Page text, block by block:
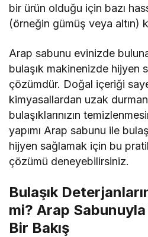
bir ürün olduğu için bazı
(örneğin gümüş veya altın)
Arap sabunu evinizde
bulaşık makinenizde hijyen
çözümdür. Doğal içeriği
kimyasallardan uzak
bulaşıklarınızın
yapımı Arap sabunu ile
hijyen sağlamak için bu
çözümü deneyebilirsiniz.
Bulaşık
mi? Arap
Bir Bakış